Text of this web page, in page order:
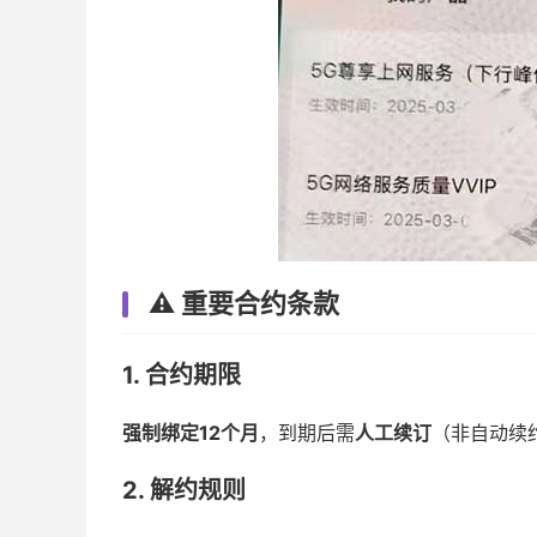
⚠️ 重要合约条款
1. 合约期限
强制绑定12个月 ，到期后需人工续订 （非自动续
2. 解约规则